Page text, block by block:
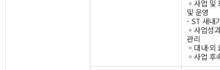
◦사업 및
및 운영
- ST 새내
◦사업성
관리
◦대내·외
◦사업 후